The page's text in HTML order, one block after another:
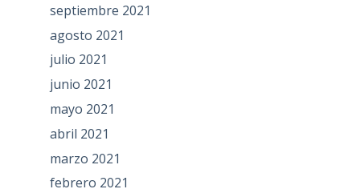
septiembre 2021
agosto 2021
julio 2021
junio 2021
mayo 2021
abril 2021
marzo 2021
febrero 2021